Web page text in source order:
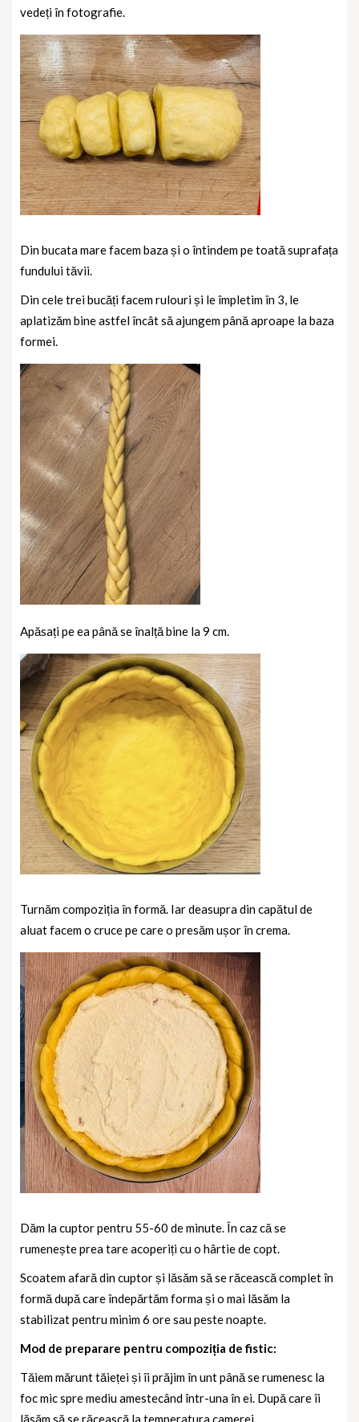
vedeți în fotografie.
Din bucata mare facem baza și o întindem pe toată suprafața
fundului tăvii.
Din cele trei bucăți facem rulouri și le împletim în 3, le
aplatizăm bine astfel încât să ajungem până aproape la baza
formei.
Apăsați pe ea până se înalță bine la 9 cm.
Turnăm compoziția în formă. Iar deasupra din capătul de
aluat facem o cruce pe care o presăm ușor în crema.
Dăm la cuptor pentru 55-60 de minute. În caz că se
rumenește prea tare acoperiți cu o hârtie de copt.
Scoatem afară din cuptor și lăsăm să se răcească complet în
formă după care îndepărtăm forma și o mai lăsăm la
stabilizat pentru minim 6 ore sau peste noapte.
Mod de preparare pentru compoziția de fistic:
Tăiem mărunt tăieței și îi prăjim în unt până se rumenesc la
foc mic spre mediu amestecând într-una în ei. După care îi
lăsăm să se răcească la temperatura camerei.